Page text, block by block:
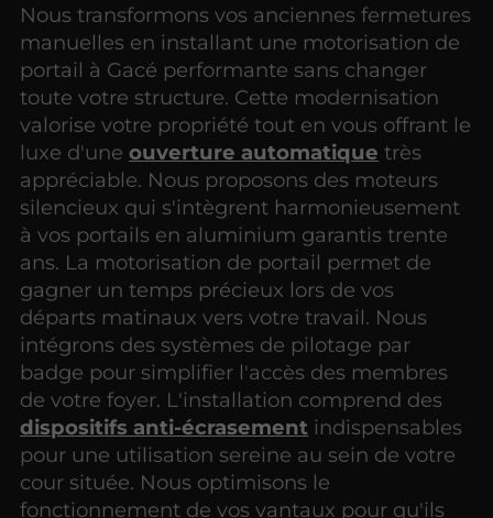
Nous transformons vos anciennes fermetures
manuelles en installant une motorisation de
portail à Gacé performante sans changer
toute votre structure. Cette modernisation
valorise votre propriété tout en vous offrant le
luxe d'uneouverture automatique très
appréciable. Nous proposons des moteurs
silencieux qui s'intègrent harmonieusement
à vos portails en aluminium garantis trente
ans. La motorisation de portail permet de
gagner un temps précieux lors de vos
départs matinaux vers votre travail. Nous
intégrons des systèmes de pilotage par
badge pour simplifier l'accès des membres
de votre foyer. L'installation comprend des
dispositifs anti-écrasement indispensables
pour une utilisation sereine au sein de votre
cour située. Nous optimisons le
fonctionnement de vos vantaux pour qu'ils